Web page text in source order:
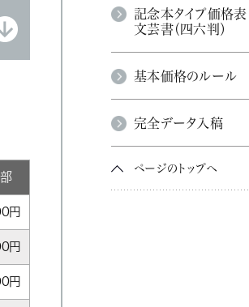
円
円
円
記念本タイプ価格表
文芸書（四六判）
基本価格のルール
完全データ入稿
ページのトップへ